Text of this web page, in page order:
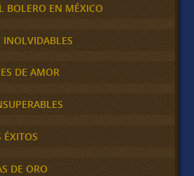
BOLERO EN MÉXICO
INOLVIDABLES
DE AMOR
ÉXITOS
DE ORO